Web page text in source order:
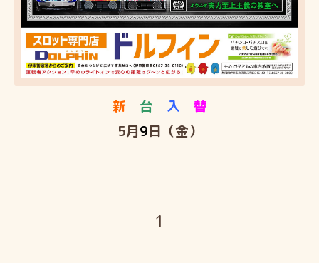
新 台 入
替
5月9日（金）
1